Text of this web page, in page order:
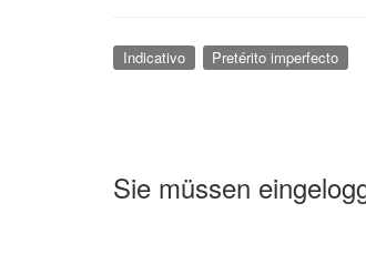
Indicativo Pretérito imperfecto
Sie müssen